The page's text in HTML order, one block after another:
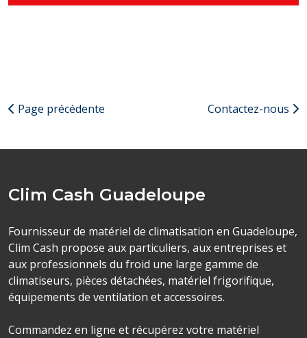
Page précédente Contactez-nous
Clim Cash Guadeloupe
Fournisseur de matériel de climatisation en Guadeloupe,
Clim Cash propose aux particuliers, aux entreprises et
aux professionnels du froid une large gamme de
climatiseurs, pièces détachées, matériel frigorifique,
équipements de ventilation et accessoires.
Commandez en ligne et récupérez votre matériel